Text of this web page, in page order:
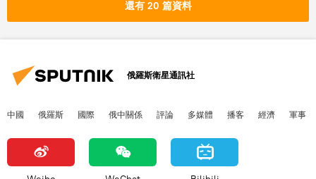
還有 20 篇資料
俄羅斯衛星通訊社
中國 俄羅斯 國際 俄中關係 評論 多媒體 播客 經濟 軍事